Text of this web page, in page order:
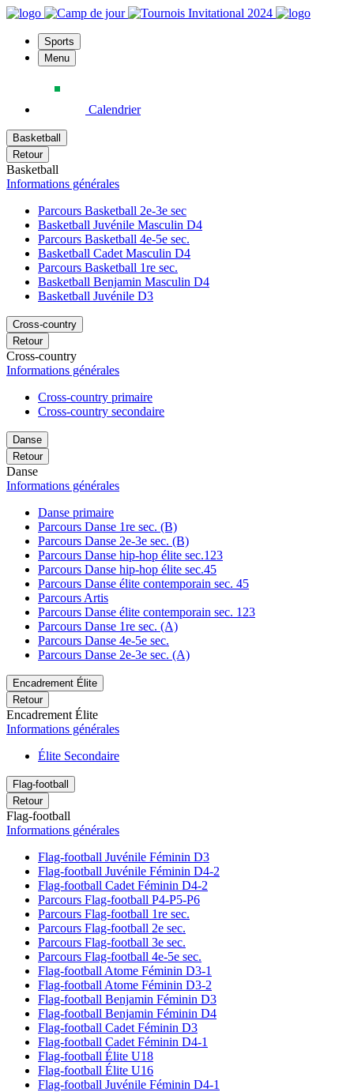
Sports
Menu
Calendrier
Basketball
Retour
Basketball
Informations générales
Parcours Basketball 2e-3e sec
Basketball Juvénile Masculin D4
Parcours Basketball 4e-5e sec.
Basketball Cadet Masculin D4
Parcours Basketball 1re sec.
Basketball Benjamin Masculin D4
Basketball Juvénile D3
Cross-country
Retour
Cross-country
Informations générales
Cross-country primaire
Cross-country secondaire
Danse
Retour
Danse
Informations générales
Danse primaire
Parcours Danse 1re sec. (B)
Parcours Danse 2e-3e sec. (B)
Parcours Danse hip-hop élite sec.123
Parcours Danse hip-hop élite sec.45
Parcours Danse élite contemporain sec. 45
Parcours Artis
Parcours Danse élite contemporain sec. 123
Parcours Danse 1re sec. (A)
Parcours Danse 4e-5e sec.
Parcours Danse 2e-3e sec. (A)
Encadrement Élite
Retour
Encadrement Élite
Informations générales
Élite Secondaire
Flag-football
Retour
Flag-football
Informations générales
Flag-football Juvénile Féminin D3
Flag-football Juvénile Féminin D4-2
Flag-football Cadet Féminin D4-2
Parcours Flag-football P4-P5-P6
Parcours Flag-football 1re sec.
Parcours Flag-football 2e sec.
Parcours Flag-football 3e sec.
Parcours Flag-football 4e-5e sec.
Flag-football Atome Féminin D3-1
Flag-football Atome Féminin D3-2
Flag-football Benjamin Féminin D3
Flag-football Benjamin Féminin D4
Flag-football Cadet Féminin D3
Flag-football Cadet Féminin D4-1
Flag-football Élite U18
Flag-football Élite U16
Flag-football Juvénile Féminin D4-1